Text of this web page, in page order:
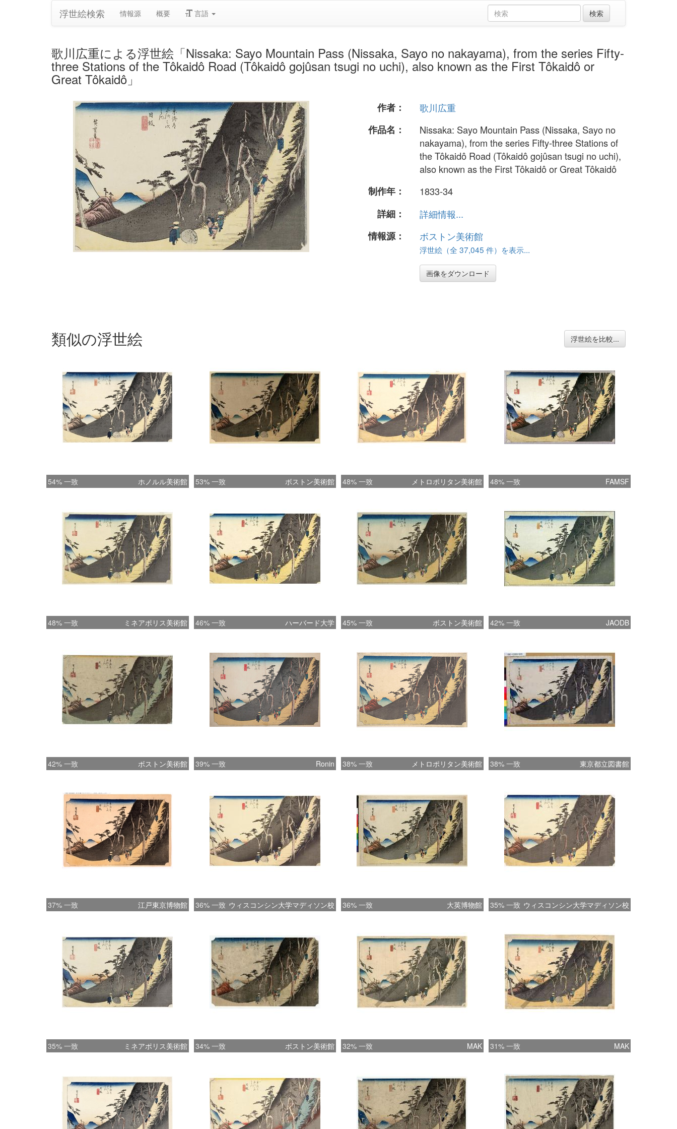
浮世絵検索 情報源 概要 言語
歌川広重による浮世絵「Nissaka: Sayo Mountain Pass (Nissaka, Sayo no nakayama), from the series Fifty-
three Stations of the Tôkaidô Road (Tôkaidô gojûsan tsugi no uchi), also known as the First Tôkaidô or
Great Tôkaidô」
作者：
歌川広重
作品名：
Nissaka: Sayo Mountain Pass (Nissaka, Sayo no
nakayama), from the series Fifty-three Stations of
the Tôkaidô Road (Tôkaidô gojûsan tsugi no uchi),
also known as the First Tôkaidô or Great Tôkaidô
制作年：
1833-34
詳細：
詳細情報...
情報源：
ボストン美術館
浮世絵（全 37,045 件）を表示...
画像をダウンロード
類似の浮世絵 浮世絵を比較...
54% 一致 ホノルル美術館 53% 一致 ボストン美術館 48% 一致 メトロポリタン美術館 48% 一致 FAMSF
48% 一致 ミネアポリス美術館 46% 一致 ハーバード大学 45% 一致 ボストン美術館 42% 一致 JAODB
42% 一致 ボストン美術館 39% 一致 Ronin 38% 一致 メトロポリタン美術館 38% 一致 東京都立図書館
37% 一致 江戸東京博物館 36% 一致 ウィスコンシン大学マディソン校 36% 一致 大英博物館 35% 一致 ウィスコンシン大学マディソン校
35% 一致 ミネアポリス美術館 34% 一致 ボストン美術館 32% 一致 MAK 31% 一致 MAK